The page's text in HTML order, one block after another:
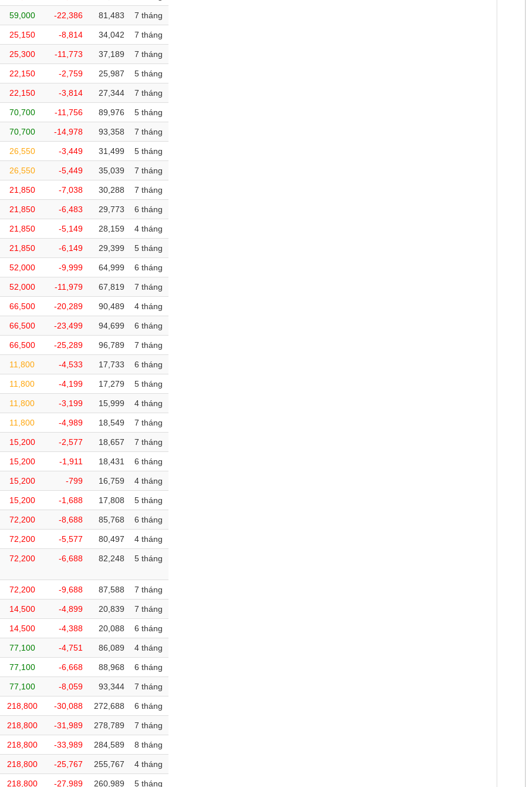
59,000 -22,386 81,483 7 tháng
25,150 -8,814 34,042 7 tháng
25,300 -11,773 37,189 7 tháng
22,150 -2,759 25,987 5 tháng
22,150 -3,814 27,344 7 tháng
70,700 -11,756 89,976 5 tháng
70,700 -14,978 93,358 7 tháng
26,550 -3,449 31,499 5 tháng
26,550 -5,449 35,039 7 tháng
21,850 -7,038 30,288 7 tháng
21,850 -6,483 29,773 6 tháng
21,850 -5,149 28,159 4 tháng
21,850 -6,149 29,399 5 tháng
52,000 -9,999 64,999 6 tháng
52,000 -11,979 67,819 7 tháng
66,500 -20,289 90,489 4 tháng
66,500 -23,499 94,699 6 tháng
66,500 -25,289 96,789 7 tháng
11,800 -4,533 17,733 6 tháng
11,800 -4,199 17,279 5 tháng
11,800 -3,199 15,999 4 tháng
11,800 -4,989 18,549 7 tháng
15,200 -2,577 18,657 7 tháng
15,200 -1,911 18,431 6 tháng
15,200 -799 16,759 4 tháng
15,200 -1,688 17,808 5 tháng
72,200 -8,688 85,768 6 tháng
72,200 -5,577 80,497 4 tháng
72,200 -6,688 82,248 5 tháng
72,200 -9,688 87,588 7 tháng
14,500 -4,899 20,839 7 tháng
14,500 -4,388 20,088 6 tháng
77,100 -4,751 86,089 4 tháng
77,100 -6,668 88,968 6 tháng
77,100 -8,059 93,344 7 tháng
218,800 -30,088 272,688 6 tháng
218,800 -31,989 278,789 7 tháng
218,800 -33,989 284,589 8 tháng
218,800 -25,767 255,767 4 tháng
218,800 -27,989 260,989 5 tháng